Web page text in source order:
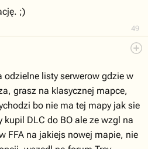
49
;)
odzielne listy serwerow gdzie w
grasz na klasycznej mapce,
bo nie ma tej mapy jak sie
DLC do BO ale ze wzgl na
FFA na jakiejs nowej mapie, nie